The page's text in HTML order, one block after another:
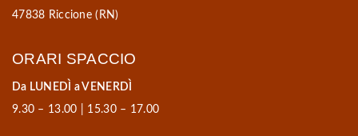
47838 Riccione (RN)
ORARI SPACCIO
Da LUNEDÌ a VENERDÌ
9.30 – 13.00 | 15.30 – 17.00